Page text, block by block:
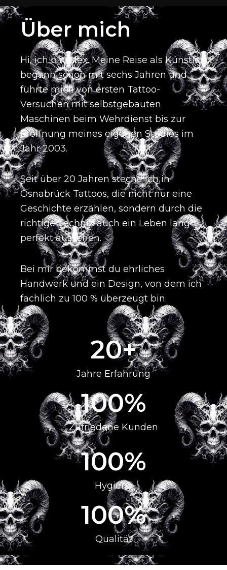
Über mich
Hi, ich bin Alex.Meine Reise als Künstler
begann schon mit sechs Jahren und
führte mich von ersten Tattoo-
Versuchen mit selbstgebauten
Maschinen beim Wehrdienst bis zur
Eröffnung meines eigenen Studios im
Jahr 2003.
Seit über 20 Jahren steche ich in
Osnabrück Tattoos, die nicht nur eine
Geschichte erzählen, sondern durch die
richtige Technik auch ein Leben lang
perfekt aussehen.
Bei mir bekommst du ehrliches
Handwerk und ein Design, von dem ich
fachlich zu 100 % überzeugt bin.
Jahre Erfahrung
20+
Zufriedene Kunden
100%
Hygiene
100%
Qualität
100%